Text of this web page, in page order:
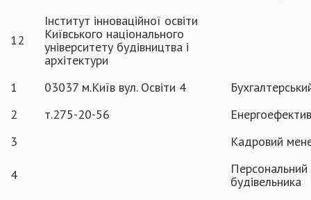
12
Інститут інноваційної освіти
Київського національного
університету будівництва і
архітектури
1
03037 м.Київ вул. Освіти 4
2
т.275-20-56
3
Кадровий
4
будівельника